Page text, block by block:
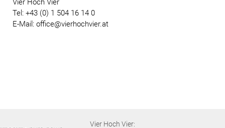
Vier Hoch Vier
Tel: +43 (0) 1 504 16 14 0
E-Mail: office@vierhochvier.at
Vier Hoch Vier: